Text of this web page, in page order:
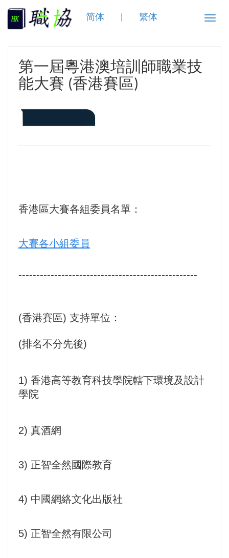
Toggle
简体 繁体
第一屆粵港澳培訓師職業技
能大賽 (香港賽區)
香港區大賽各組委員名單：
大賽各小組委員
--------------------------------------------------
(香港賽區) 支持單位：
(排名不分先後)
1) 香港高等教育科技學院轄下環境及設計
學院
2) 真酒網
3) 正智全然國際教育
4) 中國網絡文化出版社
5) 正智全然有限公司